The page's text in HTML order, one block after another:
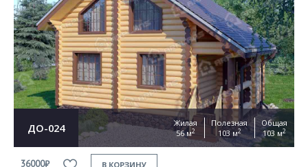
ДО-024
Жилая
56 м2
Полезная
103 м2
Общая
103 м2
36000₽ В КОРЗИНУ